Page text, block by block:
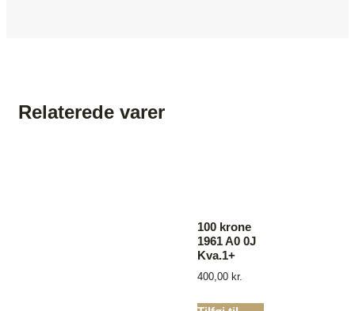
Relaterede varer
100 krone
1961 A0 0J
Kva.1+
400,00 kr.